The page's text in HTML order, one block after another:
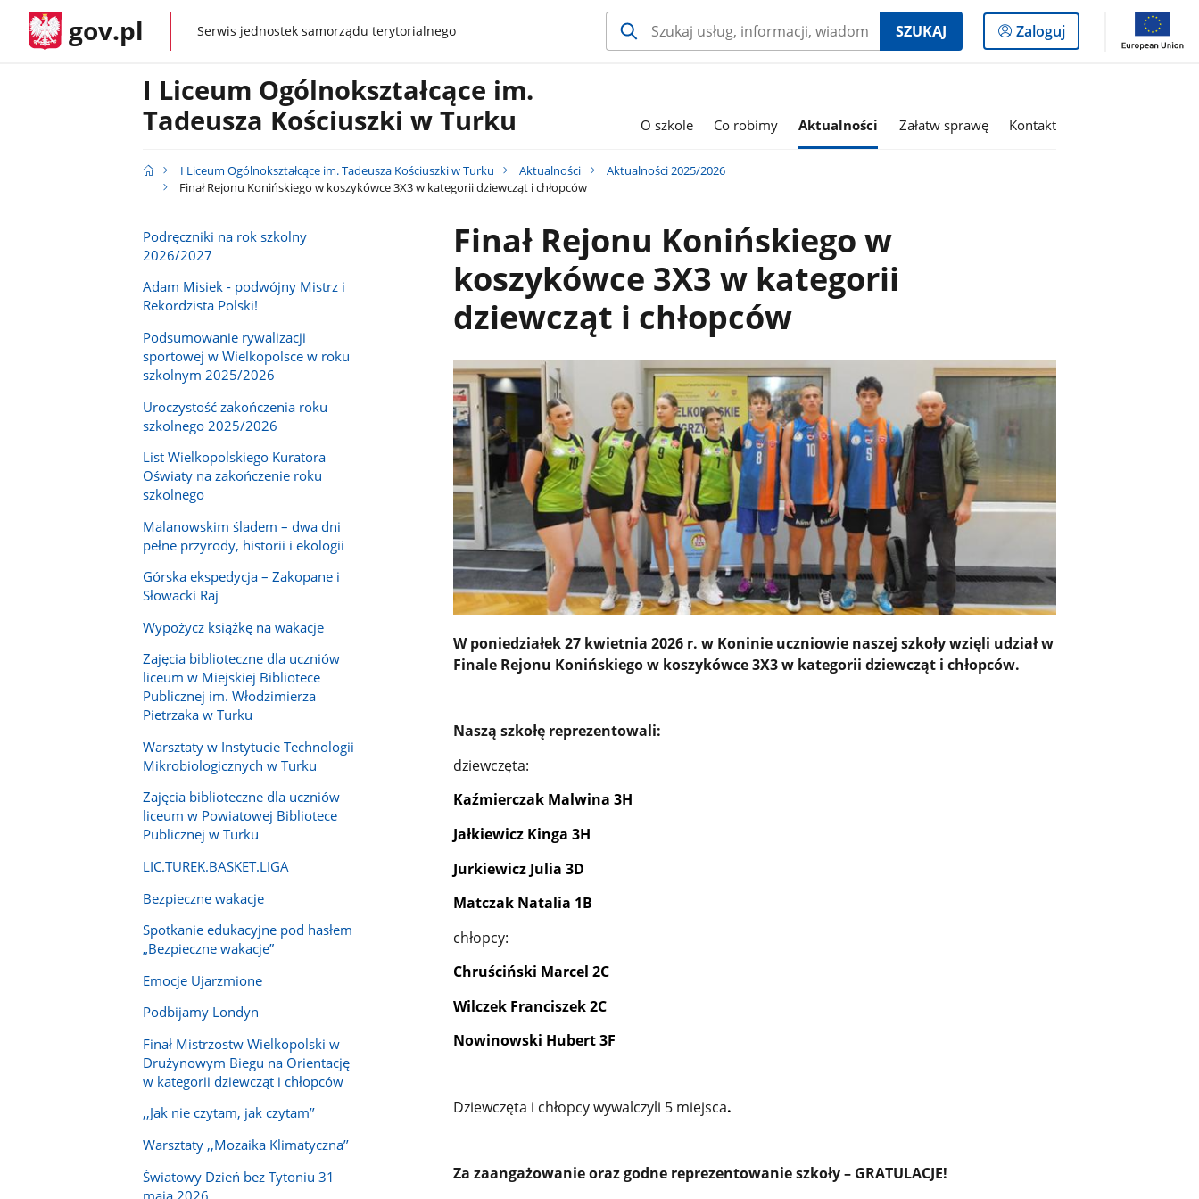
gov.pl gov.plSerwis jednostek samorządu terytorialnego SZUKAJ
Logowanie
do
Zaloguj
I Liceum Ogólnokształcące im.
Tadeusza Kościuszki w Turku
O szkole Co robimy Aktualności Załatw sprawę Kontakt
I Liceum Ogólnokształcące im. Tadeusza Kościuszki w Turku Aktualności
Aktualności 2025/2026
Finał Rejonu Konińskiego w koszykówce 3X3 w kategorii dziewcząt i chłopców
Podręczniki na rok szkolny
2026/2027
Adam Misiek - podwójny Mistrz i
Rekordzista Polski!
Podsumowanie rywalizacji
sportowej w Wielkopolsce w roku
szkolnym 2025/2026
Uroczystość zakończenia roku
szkolnego 2025/2026
List Wielkopolskiego Kuratora
Oświaty na zakończenie roku
szkolnego
Malanowskim śladem – dwa dni
pełne przyrody, historii i ekologii
Górska ekspedycja – Zakopane i
Słowacki Raj
Wypożycz książkę na wakacje
Zajęcia biblioteczne dla uczniów
liceum w Miejskiej Bibliotece
Publicznej im. Włodzimierza
Pietrzaka w Turku
Warsztaty w Instytucie Technologii
Mikrobiologicznych w Turku
Zajęcia biblioteczne dla uczniów
liceum w Powiatowej Bibliotece
Publicznej w Turku
LIC.TUREK.BASKET.LIGA
Bezpieczne wakacje
Spotkanie edukacyjne pod hasłem
„Bezpieczne wakacje”
Emocje Ujarzmione
Podbijamy Londyn
Finał Mistrzostw Wielkopolski w
Drużynowym Biegu na Orientację
w kategorii dziewcząt i chłopców
,,Jak nie czytam, jak czytam’’
Warsztaty ,,Mozaika Klimatyczna’’
Światowy Dzień bez Tytoniu 31
maja 2026
Finał Rejonu Konińskiego w
koszykówce 3X3 w kategorii
dziewcząt i chłopców
W poniedziałek 27 kwietnia 2026 r. w Koninie uczniowie naszej szkoły wzięli udział w
Finale Rejonu Konińskiego w koszykówce 3X3 w kategorii dziewcząt i chłopców.
Naszą szkołę reprezentowali:
dziewczęta:
Kaźmierczak Malwina 3H
Jałkiewicz Kinga 3H
Jurkiewicz Julia 3D
Matczak Natalia 1B
chłopcy:
Chruściński Marcel 2C
Wilczek Franciszek 2C
Nowinowski Hubert 3F
Dziewczęta i chłopcy wywalczyli 5 miejsca.
Za zaangażowanie oraz godne reprezentowanie szkoły – GRATULACJE!